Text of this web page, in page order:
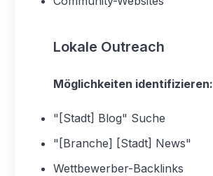
Lokale Outreach
Möglichkeiten identifizieren:
"[Stadt] Blog" Suche
"[Branche] [Stadt] News"
Wettbewerber-Backlinks